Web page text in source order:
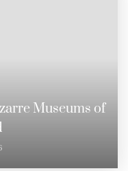
Museums of